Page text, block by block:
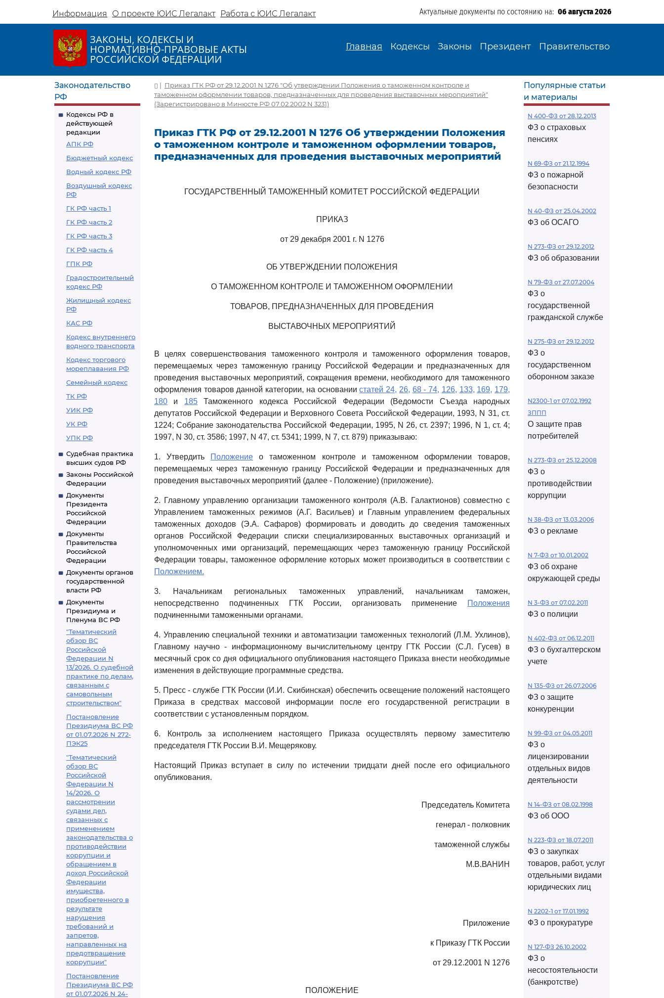
Информация О проекте ЮИС Легалакт Работа с ЮИС Легалакт Актуальные документы по состоянию на: 06 августа 2026
ЗАКОНЫ, КОДЕКСЫ И
НОРМАТИВНО-ПРАВОВЫЕ АКТЫ
РОССИЙСКОЙ ФЕДЕРАЦИИ
Главная Кодексы Законы Президент Правительство
Законодательство
РФ
Кодексы РФ в
действующей
редакции
АПК РФ
Бюджетный кодекс
Водный кодекс РФ
Воздушный кодекс
РФ
ГК РФ часть 1
ГК РФ часть 2
ГК РФ часть 3
ГК РФ часть 4
ГПК РФ
Градостроительный
кодекс РФ
Жилищный кодекс
РФ
КАС РФ
Кодекс внутреннего
водного транспорта
Кодекс торгового
мореплавания РФ
Семейный кодекс
ТК РФ
УИК РФ
УК РФ
УПК РФ
Судебная практика
высших судов РФ
Законы Российской
Федерации
Документы
Президента
Российской
Федерации
Документы
Правительства
Российской
Федерации
Документы органов
государственной
власти РФ
Документы
Президиума и
Пленума ВС РФ
"Тематический
обзор ВС
Российской
Федерации N
13/2026. О судебной
практике по делам,
связанным с
самовольным
строительством"
Постановление
Президиума ВС РФ
от 01.07.2026 N 272-
ПЭК25
"Тематический
обзор ВС
Российской
Федерации N
14/2026. О
рассмотрении
судами дел,
связанных с
применением
законодательства о
противодействии
коррупции и
обращением в
доход Российской
Федерации
имущества,
приобретенного в
результате
нарушения
требований и
запретов,
направленных на
предотвращение
коррупции"
Постановление
Президиума ВС РФ
от 01.07.2026 N 24-
| Приказ ГТК РФ от 29.12.2001 N 1276 "Об утверждении Положения о таможенном контроле и
таможенном оформлении товаров, предназначенных для проведения выставочных мероприятий"
(Зарегистрировано в Минюсте РФ 07.02.2002 N 3231)
Приказ ГТК РФ от 29.12.2001 N 1276 Об утверждении Положения
о таможенном контроле и таможенном оформлении товаров,
предназначенных для проведения выставочных мероприятий
ГОСУДАРСТВЕННЫЙ ТАМОЖЕННЫЙ КОМИТЕТ РОССИЙСКОЙ ФЕДЕРАЦИИ
ПРИКАЗ
от 29 декабря 2001 г. N 1276
ОБ УТВЕРЖДЕНИИ ПОЛОЖЕНИЯ
О ТАМОЖЕННОМ КОНТРОЛЕ И ТАМОЖЕННОМ ОФОРМЛЕНИИ
ТОВАРОВ, ПРЕДНАЗНАЧЕННЫХ ДЛЯ ПРОВЕДЕНИЯ
ВЫСТАВОЧНЫХ МЕРОПРИЯТИЙ
В целях совершенствования таможенного контроля и таможенного оформления товаров,
перемещаемых через таможенную границу Российской Федерации и предназначенных для
проведения выставочных мероприятий, сокращения времени, необходимого для таможенного
оформления товаров данной категории, на основаниистатей 24, 26, 68 - 74, 126, 133, 169, 179,
180 и 185Таможенного кодекса Российской Федерации (Ведомости Съезда народных
депутатов Российской Федерации и Верховного Совета Российской Федерации, 1993, N 31, ст.
1224; Собрание законодательства Российской Федерации, 1995, N 26, ст. 2397; 1996, N 1, ст. 4;
1997, N 30, ст. 3586; 1997, N 47, ст. 5341; 1999, N 7, ст. 879) приказываю:
1. Утвердить Положение о таможенном контроле и таможенном оформлении товаров,
перемещаемых через таможенную границу Российской Федерации и предназначенных для
проведения выставочных мероприятий (далее - Положение) (приложение).
2. Главному управлению организации таможенного контроля (А.В. Галактионов) совместно с
Управлением таможенных режимов (А.Г. Васильев) и Главным управлением федеральных
таможенных доходов (Э.А. Сафаров) формировать и доводить до сведения таможенных
органов Российской Федерации списки специализированных выставочных организаций и
уполномоченных ими организаций, перемещающих через таможенную границу Российской
Федерации товары, таможенное оформление которых может производиться в соответствии с
Положением.
3. Начальникам региональных таможенных управлений, начальникам таможен,
непосредственно подчиненных ГТК России, организовать применение
Положения
подчиненными таможенными органами.
4. Управлению специальной техники и автоматизации таможенных технологий (Л.М. Ухлинов),
Главному научно - информационному вычислительному центру ГТК России (С.Л. Гусев) в
месячный срок со дня официального опубликования настоящего Приказа внести необходимые
изменения в действующие программные средства.
5. Пресс - службе ГТК России (И.И. Скибинская) обеспечить освещение положений настоящего
Приказа в средствах массовой информации после его государственной регистрации в
соответствии с установленным порядком.
6. Контроль за исполнением настоящего Приказа осуществлять первому заместителю
председателя ГТК России В.И. Мещерякову.
Настоящий Приказ вступает в силу по истечении тридцати дней после его официального
опубликования.
Председатель Комитета
генерал - полковник
таможенной службы
М.В.ВАНИН
Приложение
к Приказу ГТК России
от 29.12.2001 N 1276
ПОЛОЖЕНИЕ
Популярные статьи
и материалы
N 400-ФЗ от 28.12.2013
ФЗ о страховых
пенсиях
N 69-ФЗ от 21.12.1994
ФЗ о пожарной
безопасности
N 40-ФЗ от 25.04.2002
ФЗ об ОСАГО
N 273-ФЗ от 29.12.2012
ФЗ об образовании
N 79-ФЗ от 27.07.2004
ФЗ о
государственной
гражданской службе
N 275-ФЗ от 29.12.2012
ФЗ о
государственном
оборонном заказе
N2300-1 от 07.02.1992
ЗППП
О защите прав
потребителей
N 273-ФЗ от 25.12.2008
ФЗ о
противодействии
коррупции
N 38-ФЗ от 13.03.2006
ФЗ о рекламе
N 7-ФЗ от 10.01.2002
ФЗ об охране
окружающей среды
N 3-ФЗ от 07.02.2011
ФЗ о полиции
N 402-ФЗ от 06.12.2011
ФЗ о бухгалтерском
учете
N 135-ФЗ от 26.07.2006
ФЗ о защите
конкуренции
N 99-ФЗ от 04.05.2011
ФЗ о
лицензировании
отдельных видов
деятельности
N 14-ФЗ от 08.02.1998
ФЗ об ООО
N 223-ФЗ от 18.07.2011
ФЗ о закупках
товаров, работ, услуг
отдельными видами
юридических лиц
N 2202-1 от 17.01.1992
ФЗ о прокуратуре
N 127-ФЗ 26.10.2002
ФЗ о
несостоятельности
(банкротстве)